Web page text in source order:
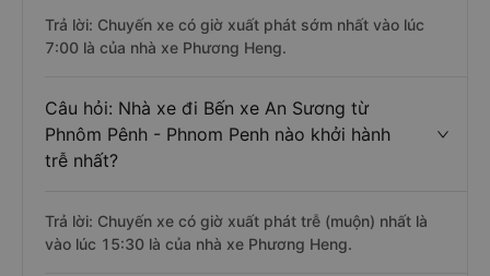
Trả lời: Chuyến xe có giờ xuất phát sớm nhất vào lúc
7:00 là của nhà xe Phương Heng.
Câu hỏi: Nhà xe đi Bến xe An Sương từ
Phnôm Pênh - Phnom Penh nào khởi hành
trễ nhất?
Trả lời: Chuyến xe có giờ xuất phát trễ (muộn) nhất là
vào lúc 15:30 là của nhà xe Phương Heng.